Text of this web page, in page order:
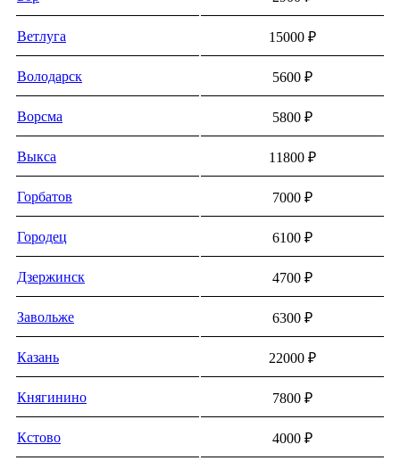
Ветлуга 15000 ₽
Володарск 5600 ₽
Ворсма 5800 ₽
Выкса 11800 ₽
Горбатов 7000 ₽
Городец 6100 ₽
Дзepжинcк 4700 ₽
Завольже 6300 ₽
Казань 22000 ₽
Княгинино 7800 ₽
Кстово 4000 ₽